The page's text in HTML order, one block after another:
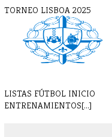
TORNEO LISBOA 2025
LISTAS FÚTBOL INICIO
ENTRENAMIENTOS[...]